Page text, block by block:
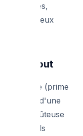
incitatives,
des vieux
à mazout
financière (prime
d'une
coûteuse
des sols